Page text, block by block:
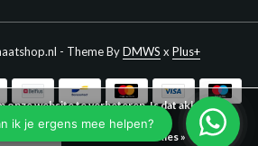
- Theme ByDMWS x Plus+
onze website te verbeteren. Is dat akkoord?
Meer over cookies »